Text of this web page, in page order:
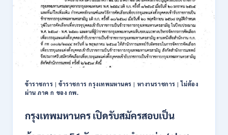
บุคคล
เพื่อ
บรรจุ
เป็น
พนักงาน
รัฐวิสาหกิจ
16
/
ป.ตรี
ส
ข้าราชการ |ข้าราชการ กรุงเทพมหานคร | หางานราชการ |ไม่ต้อง
ผ่าน ภาค ก ของ กพ.
กรุงเทพมหานคร เปิดรับสมัครสอบเป็น